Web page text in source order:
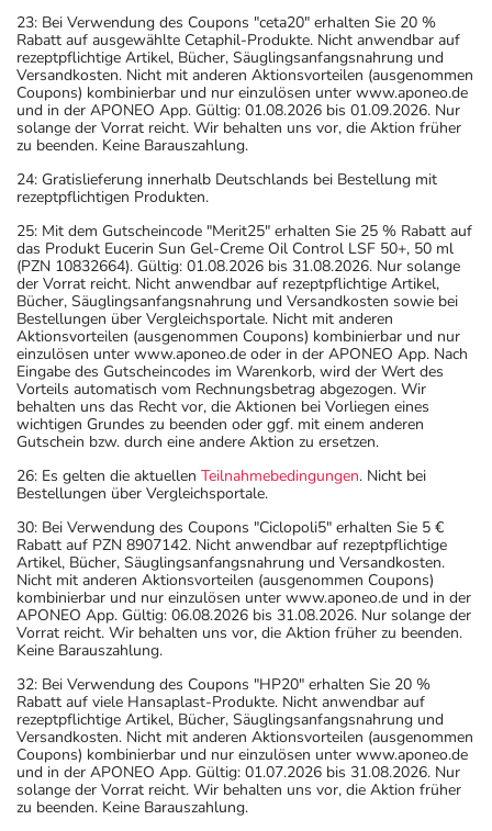
23: Bei Verwendung des Coupons "ceta20" erhalten Sie 20 %
Rabatt auf ausgewählte Cetaphil-Produkte. Nicht anwendbar auf
rezeptpflichtige Artikel, Bücher, Säuglingsanfangsnahrung und
Versandkosten. Nicht mit anderen Aktionsvorteilen (ausgenommen
Coupons) kombinierbar und nur einzulösen unter www.aponeo.de
und in der APONEO App. Gültig: 01.08.2026 bis 01.09.2026. Nur
solange der Vorrat reicht. Wir behalten uns vor, die Aktion früher
zu beenden. Keine Barauszahlung.
24: Gratislieferung innerhalb Deutschlands bei Bestellung mit
rezeptpflichtigen Produkten.
25: Mit dem Gutscheincode "Merit25" erhalten Sie 25 % Rabatt auf
das Produkt Eucerin Sun Gel-Creme Oil Control LSF 50+, 50 ml
(PZN 10832664). Gültig: 01.08.2026 bis 31.08.2026. Nur solange
der Vorrat reicht. Nicht anwendbar auf rezeptpflichtige Artikel,
Bücher, Säuglingsanfangsnahrung und Versandkosten sowie bei
Bestellungen über Vergleichsportale. Nicht mit anderen
Aktionsvorteilen (ausgenommen Coupons) kombinierbar und nur
einzulösen unter www.aponeo.de oder in der APONEO App. Nach
Eingabe des Gutscheincodes im Warenkorb, wird der Wert des
Vorteils automatisch vom Rechnungsbetrag abgezogen. Wir
behalten uns das Recht vor, die Aktionen bei Vorliegen eines
wichtigen Grundes zu beenden oder ggf. mit einem anderen
Gutschein bzw. durch eine andere Aktion zu ersetzen.
26: Es gelten die aktuellen Teilnahmebedingungen. Nicht bei
Bestellungen über Vergleichsportale.
30: Bei Verwendung des Coupons "Ciclopoli5" erhalten Sie 5 €
Rabatt auf PZN 8907142. Nicht anwendbar auf rezeptpflichtige
Artikel, Bücher, Säuglingsanfangsnahrung und Versandkosten.
Nicht mit anderen Aktionsvorteilen (ausgenommen Coupons)
kombinierbar und nur einzulösen unter www.aponeo.de und in der
APONEO App. Gültig: 06.08.2026 bis 31.08.2026. Nur solange der
Vorrat reicht. Wir behalten uns vor, die Aktion früher zu beenden.
Keine Barauszahlung.
32: Bei Verwendung des Coupons "HP20" erhalten Sie 20 %
Rabatt auf viele Hansaplast-Produkte. Nicht anwendbar auf
rezeptpflichtige Artikel, Bücher, Säuglingsanfangsnahrung und
Versandkosten. Nicht mit anderen Aktionsvorteilen (ausgenommen
Coupons) kombinierbar und nur einzulösen unter www.aponeo.de
und in der APONEO App. Gültig: 01.07.2026 bis 31.08.2026. Nur
solange der Vorrat reicht. Wir behalten uns vor, die Aktion früher
zu beenden. Keine Barauszahlung.